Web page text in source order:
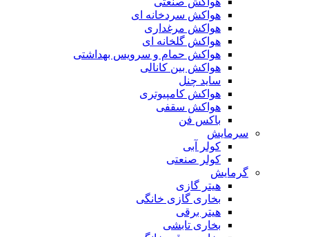
هواکش سردخانه ای
هواکش مرغداری
هواکش گلخانه ای
هواکش حمام و سرویس بهداشتی
هواکش بین کانالی
ساید چنل
هواکش کامپیوتری
هواکش سقفی
باکس فن
سرمایش
کولر آبی
کولر صنعتی
گرمایش
هیتر گازی
بخاری گازی خانگی
هیتر برقی
بخاری تابشی